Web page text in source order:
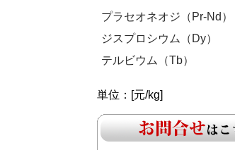
プラセオネオジ（Pr-Nd）
ジスプロシウム（Dy）
テルビウム（Tb）
単位：[元/kg]